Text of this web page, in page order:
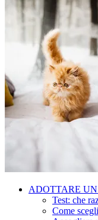
ADOTTARE
Test: che
Come